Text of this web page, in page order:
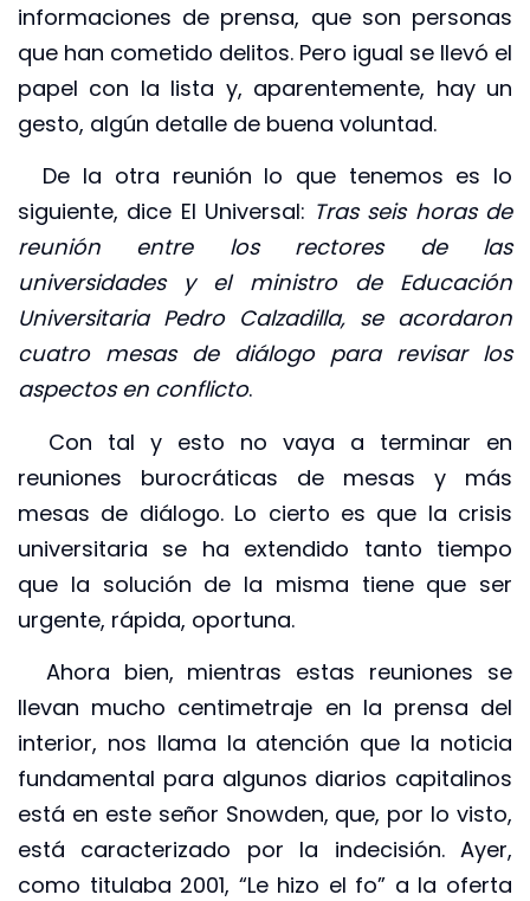
informaciones de prensa, que son personas
que han cometido delitos. Pero igual se llevó el
papel con la lista y, aparentemente, hay un
gesto, algún detalle de buena voluntad.
De la otra reunión lo que tenemos es lo
siguiente, dice El Universal: Tras seis horas de
reunión entre los rectores de las
universidades y el ministro de Educación
Universitaria Pedro Calzadilla, se acordaron
cuatro mesas de diálogo para revisar los
aspectos en conflicto.
Con tal y esto no vaya a terminar en
reuniones burocráticas de mesas y más
mesas de diálogo. Lo cierto es que la crisis
universitaria se ha extendido tanto tiempo
que la solución de la misma tiene que ser
urgente, rápida, oportuna.
Ahora bien, mientras estas reuniones se
llevan mucho centimetraje en la prensa del
interior, nos llama la atención que la noticia
fundamental para algunos diarios capitalinos
está en este señor Snowden, que, por lo visto,
está caracterizado por la indecisión. Ayer,
como titulaba 2001, “Le hizo el fo” a la oferta